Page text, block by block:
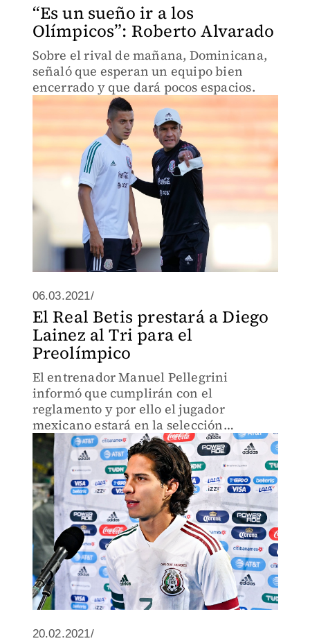
“Es un sueño ir a los
Olímpicos”: Roberto Alvarado
Sobre el rival de mañana, Dominicana,
señaló que esperan un equipo bien
encerrado y que dará pocos espacios.
06.03.2021/
El Real Betis prestará a Diego
Lainez al Tri para el
Preolímpico
El entrenador Manuel Pellegrini
informó que cumplirán con el
reglamento y por ello el jugador
mexicano estará en la selección
mexicana de Jaime Lozano.
20.02.2021/